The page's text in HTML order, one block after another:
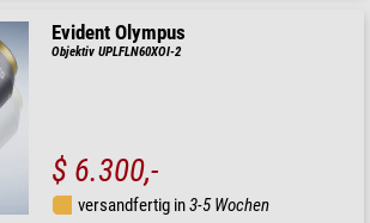
Evident Olympus
Objektiv UPLFLN60XOI-2
$ 6.300,-
versandfertig in3-5 Wochen